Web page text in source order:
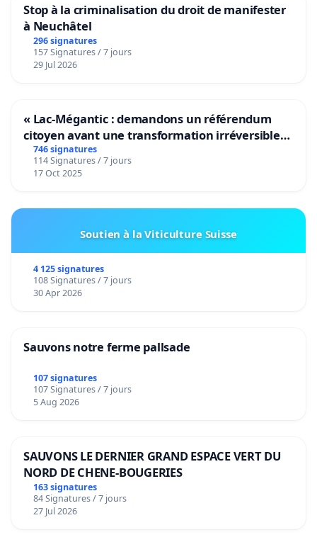
Stop à la criminalisation du droit de manifester
à Neuchâtel
296 signatures
157 Signatures / 7 jours
29 Jul 2026
« Lac-Mégantic : demandons un référendum
citoyen avant une transformation irréversible
de notre territoire »
746 signatures
114 Signatures / 7 jours
17 Oct 2025
Soutien à la Viticulture Suisse
4 125 signatures
108 Signatures / 7 jours
30 Apr 2026
Sauvons notre ferme pallsade
107 signatures
107 Signatures / 7 jours
5 Aug 2026
SAUVONS LE DERNIER GRAND ESPACE VERT DU
NORD DE CHENE-BOUGERIES
163 signatures
84 Signatures / 7 jours
27 Jul 2026